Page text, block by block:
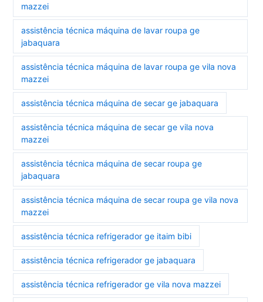
mazzei
assistência técnica máquina de lavar roupa ge
jabaquara
assistência técnica máquina de lavar roupa ge vila nova
mazzei
assistência técnica máquina de secar ge jabaquara
assistência técnica máquina de secar ge vila nova
mazzei
assistência técnica máquina de secar roupa ge
jabaquara
assistência técnica máquina de secar roupa ge vila nova
mazzei
assistência técnica refrigerador ge itaim bibi
assistência técnica refrigerador ge jabaquara
assistência técnica refrigerador ge vila nova mazzei